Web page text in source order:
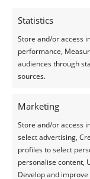
Statistics
Store and/or access
performance,
audiences through
sources.
Marketing
Store and/or access
select advertising,
profiles to select
personalise content,
Develop and
(Vereist)
Bericht